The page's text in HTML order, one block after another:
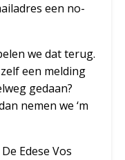
een no-
we dat terug.
een melding
gedaan?
nemen we ‘m
De Edese Vos